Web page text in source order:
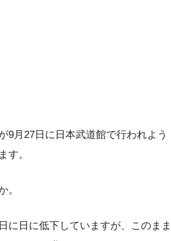
9月27日に日本武道館で行われよう
す。
。
に日に低下していますが、このまま